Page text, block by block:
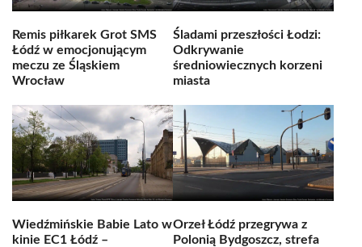
Remis piłkarek Grot SMS
Łódź w emocjonującym
meczu ze Śląskiem
Wrocław
Śladami przeszłości Łodzi:
Odkrywanie
średniowiecznych korzeni
miasta
Wiedźmińskie Babie Lato w
kinie EC1 Łódź –
Orzeł Łódź przegrywa z
Polonią Bydgoszcz, strefa